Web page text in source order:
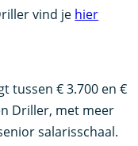
vind je hier
tussen € 3.700 en €
Driller, met meer
salarisschaal.